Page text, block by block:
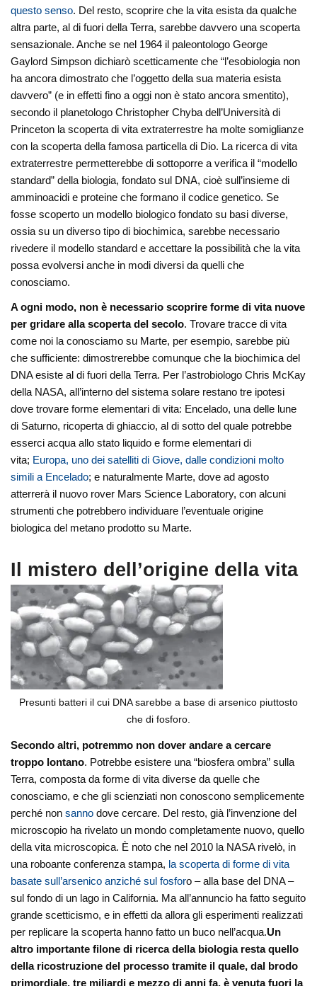
questo senso. Del resto, scoprire che la vita esista da qualche
altra parte, al di fuori della Terra, sarebbe davvero una scoperta
sensazionale. Anche se nel 1964 il paleontologo George
Gaylord Simpson dichiarò scetticamente che “l’esobiologia non
ha ancora dimostrato che l’oggetto della sua materia esista
davvero” (e in effetti fino a oggi non è stato ancora smentito),
secondo il planetologo Christopher Chyba dell’Università di
Princeton la scoperta di vita extraterrestre ha molte somiglianze
con la scoperta della famosa particella di Dio. La ricerca di vita
extraterrestre permetterebbe di sottoporre a verifica il “modello
standard” della biologia, fondato sul DNA, cioè sull’insieme di
amminoacidi e proteine che formano il codice genetico. Se
fosse scoperto un modello biologico fondato su basi diverse,
ossia su un diverso tipo di biochimica, sarebbe necessario
rivedere il modello standard e accettare la possibilità che la vita
possa evolversi anche in modi diversi da quelli che
conosciamo.
A ogni modo, non è necessario scoprire forme di vita nuove
per gridare alla scoperta del secolo. Trovare tracce di vita
come noi la conosciamo su Marte, per esempio, sarebbe più
che sufficiente: dimostrerebbe comunque che la biochimica del
DNA esiste al di fuori della Terra. Per l’astrobiologo Chris McKay
della NASA, all’interno del sistema solare restano tre ipotesi
dove trovare forme elementari di vita: Encelado, una delle lune
di Saturno, ricoperta di ghiaccio, al di sotto del quale potrebbe
esserci acqua allo stato liquido e forme elementari di
vita; Europa, uno dei satelliti di Giove, dalle condizioni molto
simili a Encelado; e naturalmente Marte, dove ad agosto
atterrerà il nuovo rover Mars Science Laboratory, con alcuni
strumenti che potrebbero individuare l’eventuale origine
biologica del metano prodotto su Marte.
Il mistero dell’origine della vita
Presunti batteri il cui DNA sarebbe a base di arsenico piuttosto
che di fosforo.
Secondo altri, potremmo non dover andare a cercare
troppo lontano. Potrebbe esistere una “biosfera ombra” sulla
Terra, composta da forme di vita diverse da quelle che
conosciamo, e che gli scienziati non conoscono semplicemente
perché nonsanno dove cercare. Del resto, già l’invenzione del
microscopio ha rivelato un mondo completamente nuovo, quello
della vita microscopica. È noto che nel 2010 la NASA rivelò, in
una roboante conferenza stampa, la scoperta di forme di vita
basate sull’arsenico anziché sul fosforo – alla base del DNA –
sul fondo di un lago in California. Ma all’annuncio ha fatto seguito
grande scetticismo, e in effetti da allora gli esperimenti realizzati
per replicare la scoperta hanno fatto un buco nell’acqua.Un
altro importante filone di ricerca della biologia resta quello
della ricostruzione del processo tramite il quale, dal brodo
primordiale, tre miliardi e mezzo di anni fa, è venuta fuori la